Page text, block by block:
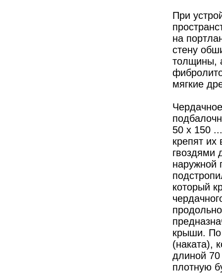
При
на
стену
толщины,
мягкие
50 х 150
крепят
гвоздями
наружной
который
крыши. По
(наката),
длиной
плотную